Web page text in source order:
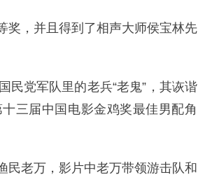
奖，并且得到了相声大师侯宝林先
民党军队里的老兵“老鬼”，其诙谐
三届中国电影金鸡奖最佳男配角
民老万，影片中老万带领游击队和